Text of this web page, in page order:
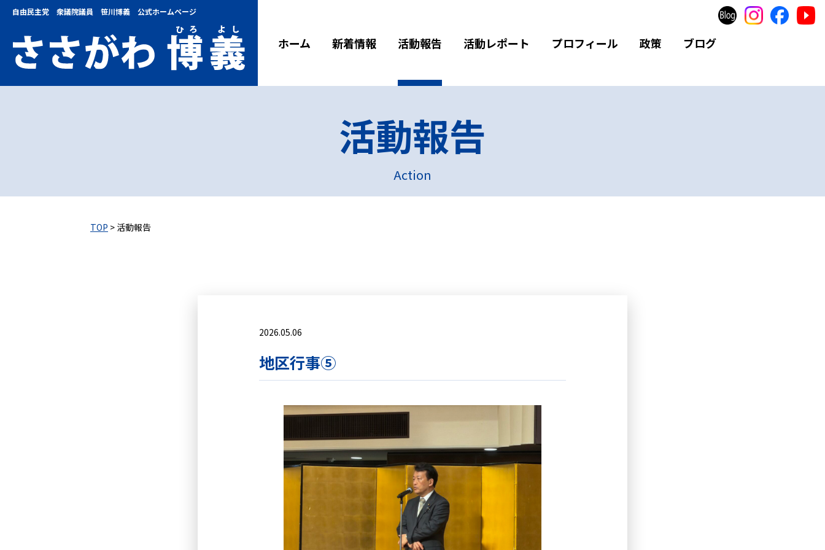
自由民主党 衆議院議員 笹川博義 公式ホームページ
ホーム 新着情報 活動報告 活動レポート プロフィール 政策 ブログ
活動報告
Action
TOP > 活動報告
2026.05.06
地区行事⑤